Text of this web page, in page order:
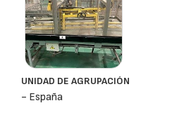
UNIDAD DE AGRUPACIÓN
- España